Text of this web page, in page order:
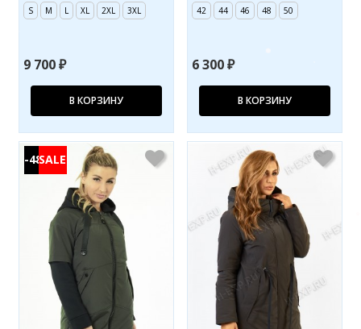
S M L XL 2XL 3XL
9 700 ₽
В КОРЗИНУ
42 44 46 48 50
6 300 ₽
В КОРЗИНУ
-48%